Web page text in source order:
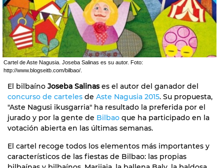
Cartel de Aste Nagusia. Joseba Salinas es su autor. Foto:
http://www.blogseitb.com/bilbao/.
El bilbaíno Joseba Salinases el autor del ganador del
concurso de carteles de Aste Nagusia 2015. Su propuesta,
"Aste Nagusi ikusgarria" ha resultado la preferida por el
jurado y por la gente de Bilbao que ha participado en la
votación abierta en las últimas semanas.
El cartel recoge todos los elementos más importantes y
característicos de las fiestas de Bilbao: las propias